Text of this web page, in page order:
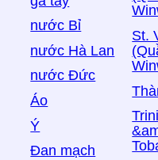
nước Bỉ
nước Hà Lan
nước Đức
Áo
Ý
Đan mạch
St.